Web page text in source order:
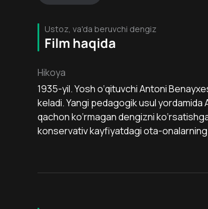
Ustoz, va'da beruvchi dengiz
Film haqida
Hikoya
1935-yil. Yosh o‘qituvchi Antoni
keladi. Yangi pedagogik usul yordamida
qachon ko‘rmagan dengizni
konservativ kayfiyatdagi ota-onalarning